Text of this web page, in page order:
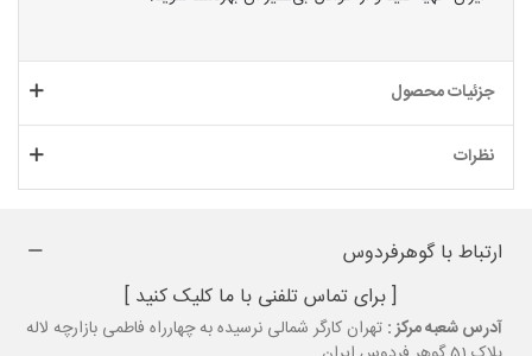
جزئیات محصول
نظرات
ارتباط با گوهرفردوس
[ برای تماس تلفنی با ما کلیک کنید ]
آدرس شعبه مرکز : تهران کارگر شمالی نرسیده به چهارراه فاطمی بازارچه لاله